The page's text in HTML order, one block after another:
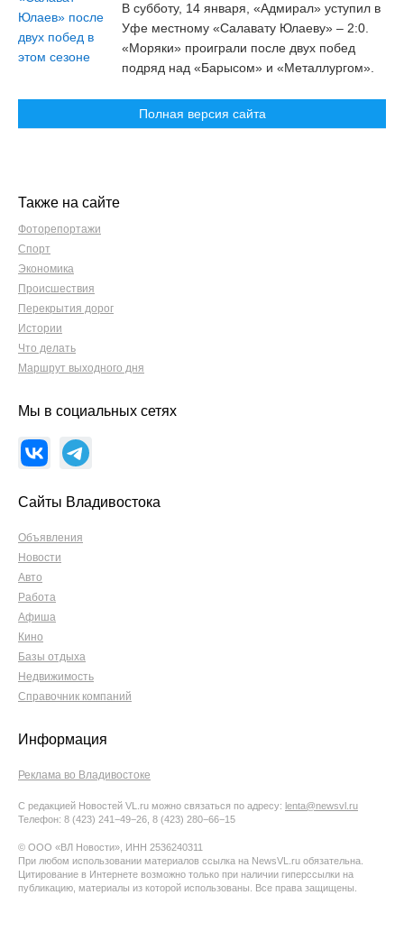
В субботу, 14 января, «Адмирал» уступил в
Уфе местному «Салавату Юлаеву» – 2:0.
«Моряки» проиграли после двух побед
подряд над «Барысом» и «Металлургом».
Полная версия сайта
Также на сайте
Фоторепортажи
Спорт
Экономика
Происшествия
Перекрытия дорог
Истории
Что делать
Маршрут выходного дня
Мы в социальных сетях
Сайты Владивостока
Объявления
Новости
Авто
Работа
Афиша
Кино
Базы отдыха
Недвижимость
Справочник компаний
Информация
Реклама во Владивостоке
С редакцией Новостей VL.ru можно связаться по адресу: lenta@newsvl.ru
Телефон: 8 (423) 241−49−26, 8 (423) 280−66−15
© ООО «ВЛ Новости», ИНН 2536240311
При любом использовании материалов ссылка на NewsVL.ru обязательна.
Цитирование в Интернете возможно только при наличии гиперссылки на
публикацию, материалы из которой использованы. Все права защищены.